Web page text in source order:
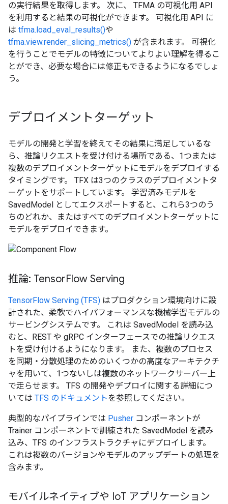
の実行結果を取得します。 次に、 TFMA の可視化用 API
を利用すると結果の可視化ができます。 可視化用 API に
は tfma.load_eval_results()や
tfma.view.render_slicing_metrics() が含まれます。 可視化
を行うことでモデルの特徴についてよりよい理解を得るこ
とができ、必要な場合には修正もできるようになるでしょ
う。
デプロイメントターゲット
モデルの開発と学習を終えてその結果に満足しているな
ら、推論リクエストを受け付ける場所である、1つまたは
複数のデプロイメントターゲットにモデルをデプロイする
タイミングです。 TFX は3つのクラスのデプロイメントタ
ーゲットをサポートしています。 学習済みモデルを
SavedModel としてエクスポートすると、これら3つのう
ちのどれか、またはすべてのデプロイメントターゲットに
モデルをデプロイできます。
推論: TensorFlow Serving
TensorFlow Serving (TFS) はプロダクション環境向けに設
計された、柔軟でハイパフォーマンスな機械学習モデルの
サービングシステムです。 これは SavedModel を読み込
むと、REST や gRPC インターフェースでの推論リクエス
トを受け付けるようになります。 また、複数のプロセス
を同期・分散処理のためのいくつかの高度なアーキテクチ
ャを用いて、1つないしは複数のネットワークサーバー上
で走らせます。 TFS の開発やデプロイに関する詳細につ
いては TFS のドキュメントを参照してください。
典型的なパイプラインでは Pusher コンポーネントが
Trainer コンポーネントで訓練された SavedModel を読み
込み、TFS のインフラストラクチャにデプロイします。
これは複数のバージョンやモデルのアップデートの処理を
含みます。
モバイルネイティブや IoT アプリケーション